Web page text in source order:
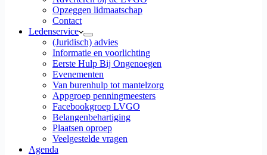
Opzeggen lidmaatschap
Contact
Ledenservice
(Juridisch) advies
Informatie en voorlichting
Eerste Hulp Bij Ongenoegen
Evenementen
Van burenhulp tot mantelzorg
Appgroep penningmeesters
Facebookgroep LVGO
Belangenbehartiging
Plaatsen oproep
Veelgestelde vragen
Agenda